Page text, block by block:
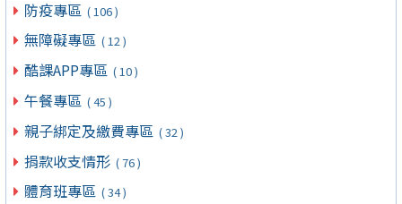
防疫專區 ( 106 )
無障礙專區 ( 12 )
酷課APP專區 ( 10 )
午餐專區 ( 45 )
親子綁定及繳費專區 ( 32 )
捐款收支情形 ( 76 )
體育班專區 ( 34 )